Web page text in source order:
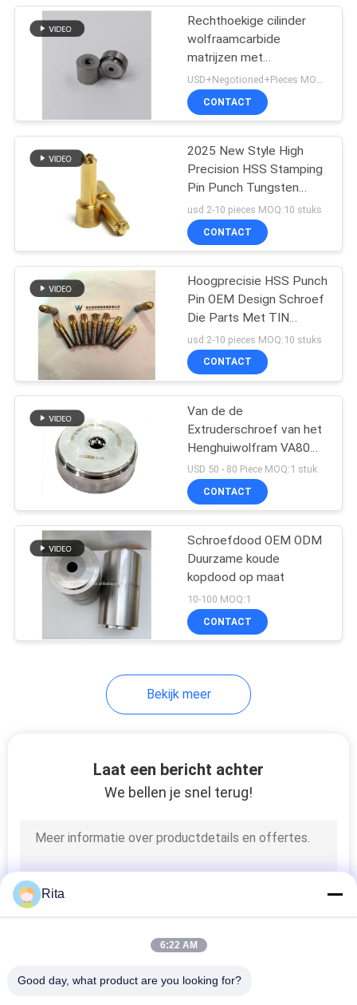
Rechthoekige cilinder
wolfraamcarbide
matrijzen met
schroefmatrijzen
CONTACT
2025 New Style High
Precision HSS Stamping
Pin Punch Tungsten
Carbide Punch Schroef
Die Parts
usd 2-10 pieces MOQ:10 stuks
CONTACT
Hoogprecisie HSS Punch
Pin OEM Design Schroef
Die Parts Met TIN
Coating
usd 2-10 pieces MOQ:10 stuks
CONTACT
Van de de
Extruderschroef van het
Henghuiwolfram VA80
van de de Matrijzennoot
het Smeedstukmatrijs
USD 50 - 80 Piece MOQ:1 stuk
CONTACT
Schroefdood OEM ODM
Duurzame koude
kopdood op maat
10-100 MOQ:1
CONTACT
Bekijk meer
Laat een bericht achter
We bellen je snel terug!
Rita
6:22 AM
Good day, what product are you looking for?